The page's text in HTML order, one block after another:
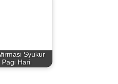
Syukur
Pagi Hari